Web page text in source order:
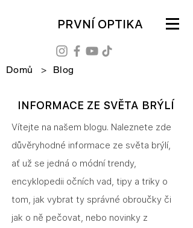
PRVNÍ OPTIKA
Domů > Blog
INFORMACE ZE SVĚTA BRÝLÍ
Vítejte na našem blogu. Naleznete zde
důvěryhodné informace ze světa brýlí,
ať už se jedná o módní trendy,
encyklopedii očních vad, tipy a triky o
tom, jak vybrat ty správné obroučky či
jak o ně pečovat, nebo novinky z